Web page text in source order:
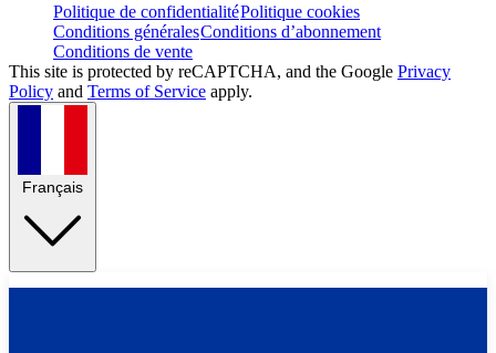
Politique de confidentialitéPolitique cookies
Conditions généralesConditions d’abonnement
Conditions de vente
This site is protected by reCAPTCHA, and the Google Privacy
Policy and Terms of Service apply.
Français